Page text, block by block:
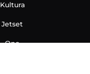
Kultura
Jetset
Ona